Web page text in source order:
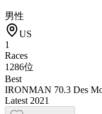
男性
US
1
Races
1286位
Best
IRONMAN 70.3 Des
Latest 2021